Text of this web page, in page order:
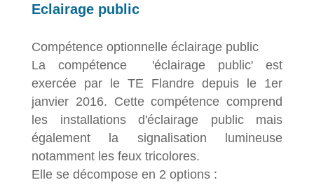
Eclairage public
Compétence optionnelle éclairage public
La compétence 'éclairage public' est
exercée par le TE Flandre depuis le 1er
janvier 2016. Cette compétence comprend
les installations d'éclairage public mais
également la signalisation lumineuse
notamment les feux tricolores.
Elle se décompose en 2 options :